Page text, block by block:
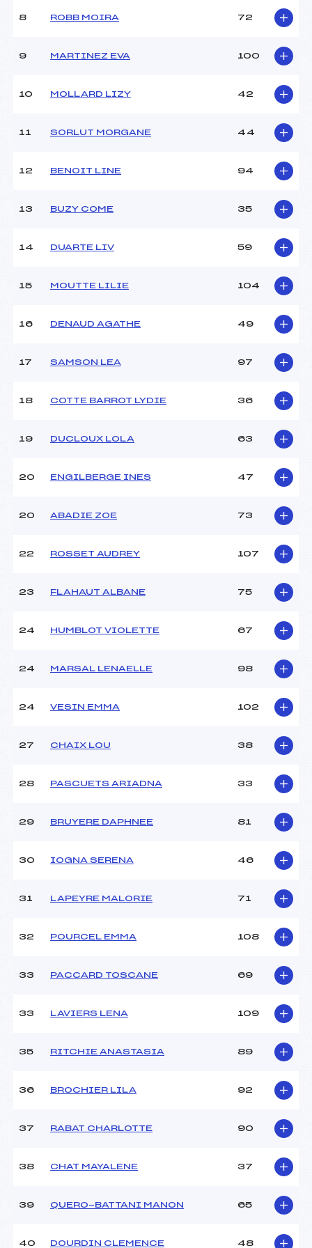
Ouvreurs D :
Météo :
Nombre de portes :
Traceur :
Ouvreurs C :
Ouvreurs E :
Pénalité appliquée :
8 ROBB MOIRA 72
9 MARTINEZ EVA 100
10 MOLLARD LIZY 42
11 SORLUT MORGANE 44
12 BENOIT LINE 94
13 BUZY COME 35
14 DUARTE LIV 59
15 MOUTTE LILIE 104
16 DENAUD AGATHE 49
17 SAMSON LEA 97
18 COTTE BARROT LYDIE 36
19 DUCLOUX LOLA 63
20 ENGILBERGE INES 47
20 ABADIE ZOE 73
22 ROSSET AUDREY 107
23 FLAHAUT ALBANE 75
24 HUMBLOT VIOLETTE 67
24 MARSAL LENAELLE 98
24 VESIN EMMA 102
27 CHAIX LOU 38
28 PASCUETS ARIADNA 33
29 BRUYERE DAPHNEE 81
30 IOGNA SERENA 46
31 LAPEYRE MALORIE 71
32 POURCEL EMMA 108
33 PACCARD TOSCANE 69
33 LAVIERS LENA 109
35 RITCHIE ANASTASIA 89
36 BROCHIER LILA 92
37 RABAT CHARLOTTE 90
38 CHAT MAYALENE 37
39 QUERO-BATTANI MANON 65
40 DOURDIN CLEMENCE 48